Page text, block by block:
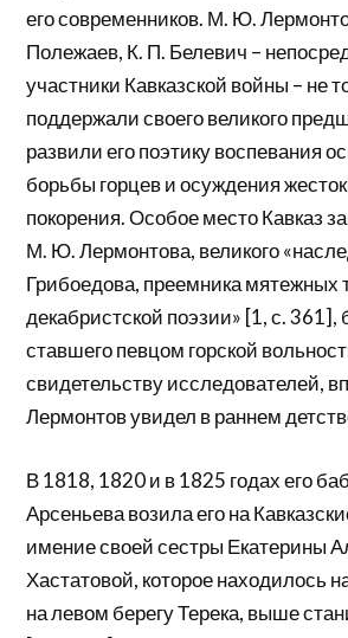
его современников. М. Ю.
Полежаев, К. П. Белевич –
участники Кавказской войны – не
поддержали своего великого
развили его поэтику воспевания
борьбы горцев и осуждения
покорения. Особое место Кавказ
М. Ю. Лермонтова, великого
Грибоедова, преемника мятежных
декабристской поэзии» [1, с. 361],
ставшего певцом горской
свидетельству исследователей,
Лермонтов увидел в раннем
В 1818, 1820 и в 1825 годах его
Арсеньева возила его на
имение своей сестры Екатерины
Хастатовой, которое находилось
на левом берегу Терека, выше